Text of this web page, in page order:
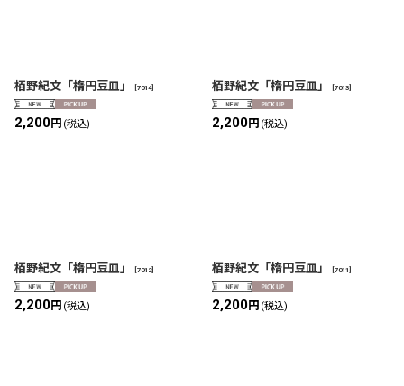
栢野紀文「楕円豆皿」 7014]
2,200円 (税込)
栢野紀文「楕円豆皿」 7013
2,200円 (税込)
栢野紀文「楕円豆皿」 7012]
2,200円 (税込)
栢野紀文「楕円豆皿」 7011
2,200円 (税込)